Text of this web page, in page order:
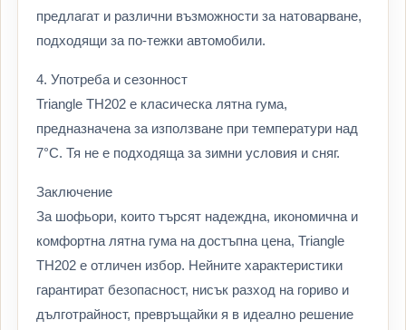
предлагат и различни възможности за натоварване,
подходящи за по-тежки автомобили.
4. Употреба и сезонност
Triangle TH202 е класическа лятна гума,
предназначена за използване при температури над
7°C. Тя не е подходяща за зимни условия и сняг.
Заключение
За шофьори, които търсят надеждна, икономична и
комфортна лятна гума на достъпна цена, Triangle
TH202 е отличен избор. Нейните характеристики
гарантират безопасност, нисък разход на гориво и
дълготрайност, превръщайки я в идеално решение